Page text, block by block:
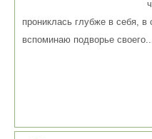
прониклась глубже в себя,
вспоминаю подворье